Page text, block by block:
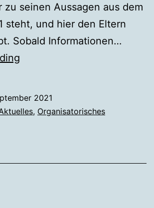
zu seinen Aussagen aus dem
steht, und hier den Eltern
Sobald Informationen…
Sommerbetreuung
2021
, Organisatorisches